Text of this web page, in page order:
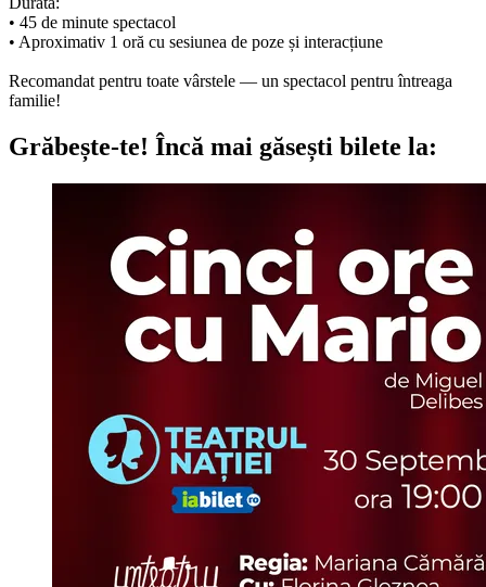
• 45 de minute spectacol
• Aproximativ 1 oră cu sesiunea de poze și interacțiune
Recomandat pentru toate vârstele — un spectacol pentru întreaga
familie!
Grăbește-te! Încă mai găsești bilete la: